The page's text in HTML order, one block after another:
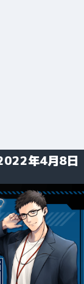
年4月8日